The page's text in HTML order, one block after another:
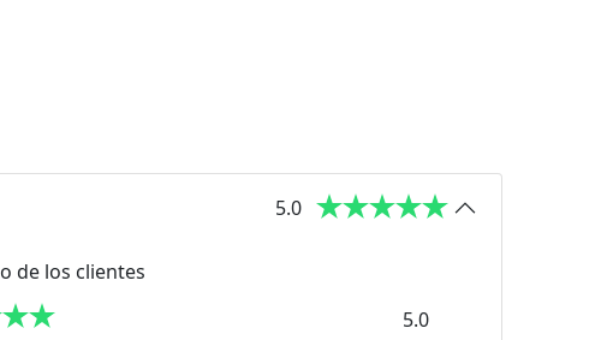
5.0
de los clientes
5.0